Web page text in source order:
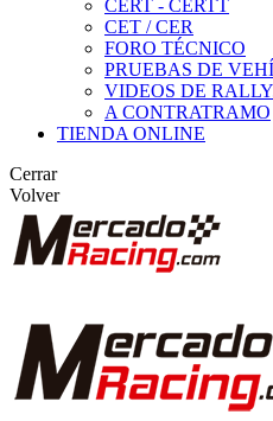
CERT - CERTT
CET / CER
FORO TÉCNICO
PRUEBAS DE
VIDEOS DE
A CONTRATRAMO
TIENDA ONLINE
Cerrar
Volver